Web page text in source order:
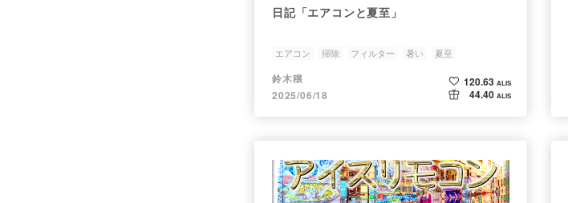
日記「エアコンと夏至」
エアコン 掃除 フィルター 暑い 夏至
鈴木穣
2025/06/18
120.63 ALIS
44.40 ALIS